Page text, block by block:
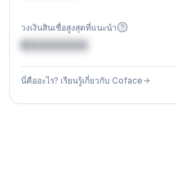
วงเงินสินเชื่อสูงสุดที่แนะนำ
€XXXXXX
นี่คืออะไร? เรียนรู้เกี่ยวกับ Coface